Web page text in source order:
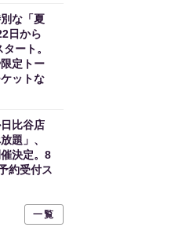
別な「夏
日から
ート。
定トー
ットな
比谷店
題」、
決定。8
約受付ス
一覧